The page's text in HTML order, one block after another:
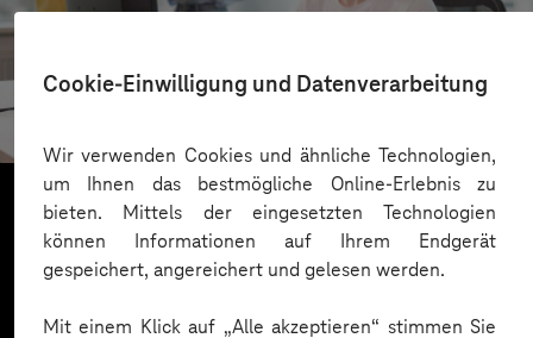
Cookie-Einwilligung und Datenverarbeitung
Wir verwenden Cookies und ähnliche Technologien,
um Ihnen das bestmögliche Online-Erlebnis zu
bieten. Mittels der eingesetzten Technologien
können Informationen auf Ihrem Endgerät
gespeichert, angereichert und gelesen werden.
Mit einem Klick auf „Alle akzeptieren“ stimmen Sie
Kreis Bergstraße
Mehr laden